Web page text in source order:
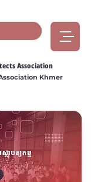
Association
Khmer